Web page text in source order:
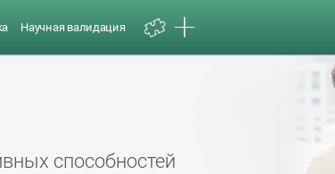
Научная валидация
способностей